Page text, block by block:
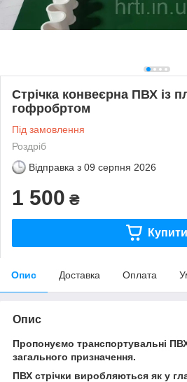
Стрічка конвеєрна ПВХ із
гофробртом
Під замовлення
Роздріб
Відправка з 09 серпня 2026
1 500 ₴
Купити
Опис Доставка Оплата
Опис
Пропонуємо транспортувальні ПВХ
загального призначення.
ПВХ стрічки виробляються як у